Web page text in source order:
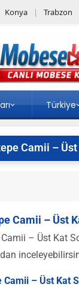
Konya Trabzon
Türkiye
Camii –
Camii – Üst
– Üst Kat
– Üst Kat